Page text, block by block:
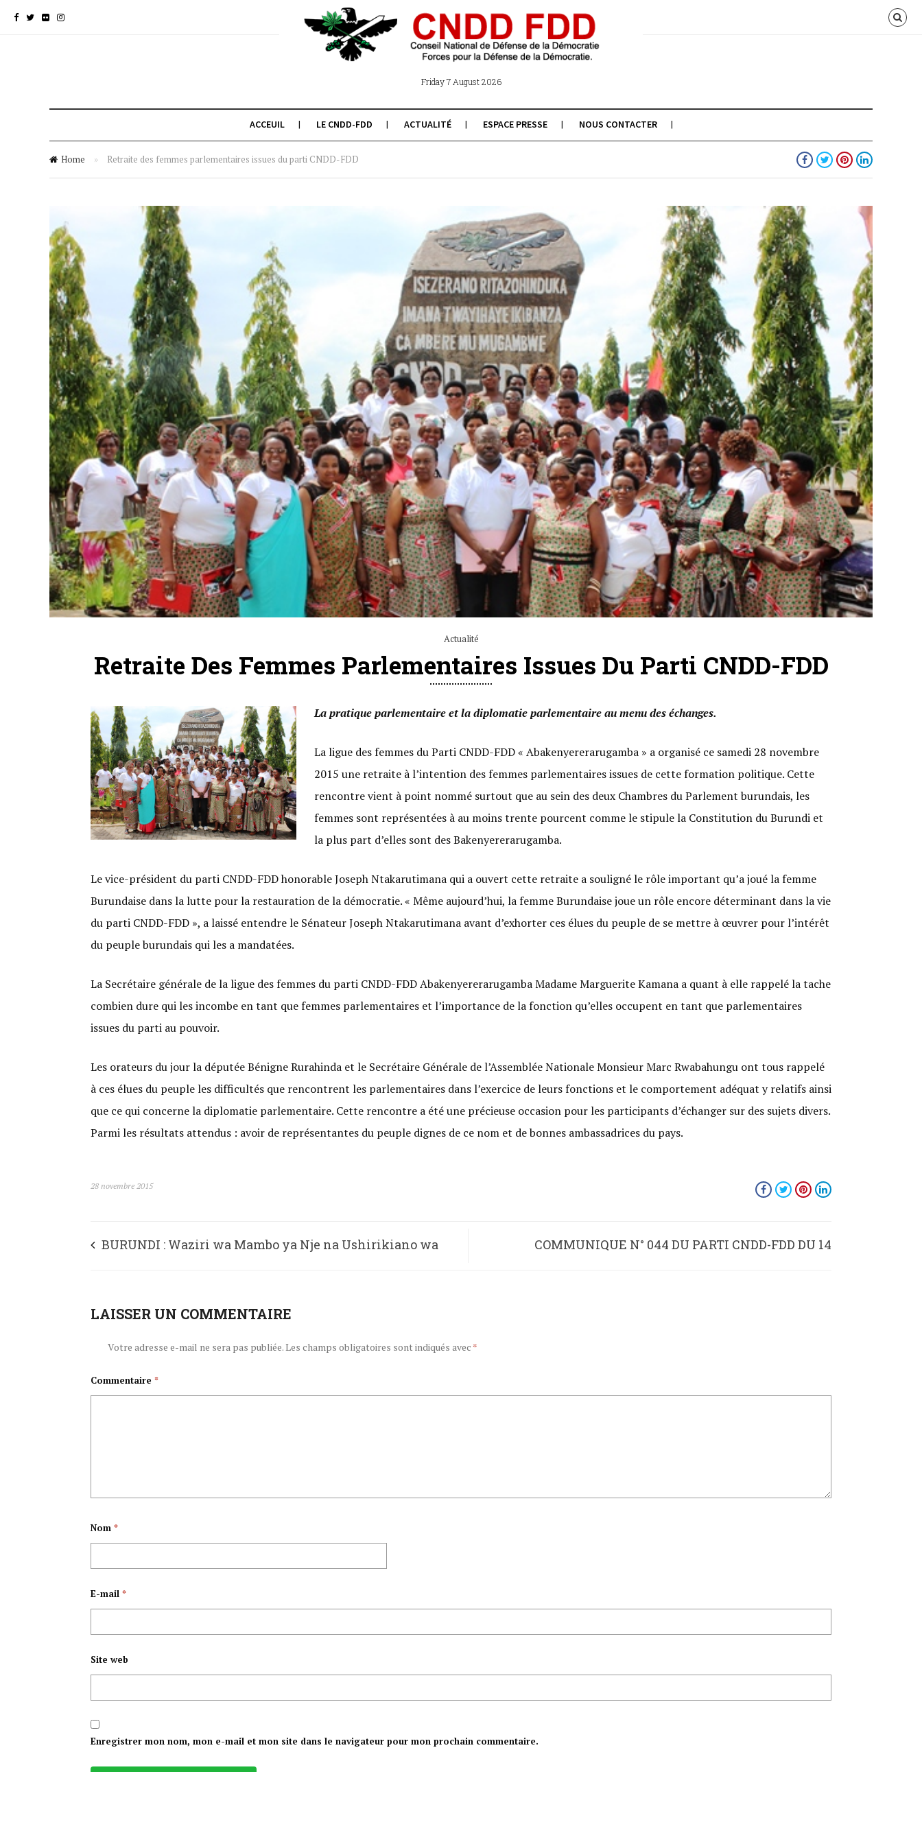
Friday 7 August 2026
ACCEUIL LE CNDD-FDD ACTUALITÉ ESPACE PRESSE NOUS CONTACTER
Home » Retraite des femmes parlementaires issues du parti CNDD-FDD
Actualité
Retraite Des Femmes Parlementaires Issues Du Parti CNDD-FDD
La pratique parlementaire et la diplomatie parlementaire au menu des échanges.
La ligue des femmes du Parti CNDD-FDD « Abakenyererarugamba » a organisé ce samedi 28 novembre
2015 une retraite à l’intention des femmes parlementaires issues de cette formation politique. Cette
rencontre vient à point nommé surtout que au sein des deux Chambres du Parlement burundais, les
femmes sont représentées à au moins trente pourcent comme le stipule la Constitution du Burundi et
la plus part d’elles sont des Bakenyererarugamba.
Le vice-président du parti CNDD-FDD honorable Joseph Ntakarutimana qui a ouvert cette retraite a souligné le rôle important qu’a joué la femme
Burundaise dans la lutte pour la restauration de la démocratie. « Même aujourd’hui, la femme Burundaise joue un rôle encore déterminant dans la vie
du parti CNDD-FDD », a laissé entendre le Sénateur Joseph Ntakarutimana avant d’exhorter ces élues du peuple de se mettre à œuvrer pour l’intérêt
du peuple burundais qui les a mandatées.
La Secrétaire générale de la ligue des femmes du parti CNDD-FDD Abakenyererarugamba Madame Marguerite Kamana a quant à elle rappelé la tache
combien dure qui les incombe en tant que femmes parlementaires et l’importance de la fonction qu’elles occupent en tant que parlementaires
issues du parti au pouvoir.
Les orateurs du jour la députée Bénigne Rurahinda et le Secrétaire Générale de l’Assemblée Nationale Monsieur Marc Rwabahungu ont tous rappelé
à ces élues du peuple les difficultés que rencontrent les parlementaires dans l’exercice de leurs fonctions et le comportement adéquat y relatifs ainsi
que ce qui concerne la diplomatie parlementaire. Cette rencontre a été une précieuse occasion pour les participants d’échanger sur des sujets divers.
Parmi les résultats attendus : avoir de représentantes du peuple dignes de ce nom et de bonnes ambassadrices du pays.
28 novembre 2015
BURUNDI : Waziri wa Mambo ya Nje na Ushirikiano wa
wote waishio nchini kurudi makwao, lakini Balozi wa
Ubelgiji « anakanusha »
COMMUNIQUE N° 044 DU PARTI CNDD-FDD DU 14
LAISSER UN COMMENTAIRE
Votre adresse e-mail ne sera pas publiée.Les champs obligatoires sont indiqués avec *
Commentaire *
Nom *
E-mail *
Site web
Enregistrer mon nom, mon e-mail et mon site dans le navigateur pour mon prochain commentaire.